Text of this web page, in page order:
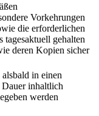
Vorkehrungen
die erforderlichen
tagesaktuell gehalten
deren Kopien sicher
in einen
Dauer inhaltlich
werden